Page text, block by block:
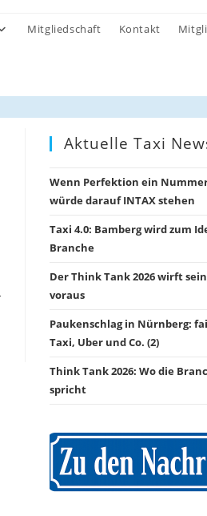
Mitgliedschaft Kontakt
Aktuelle Taxi
Wenn Perfektion ein
würde darauf INTAX stehen
Taxi 4.0: Bamberg wird zum
Branche
Der Think Tank 2026 wirft
voraus
Paukenschlag in Nürnberg:
Taxi, Uber und Co. (2)
Think Tank 2026: Wo die
spricht